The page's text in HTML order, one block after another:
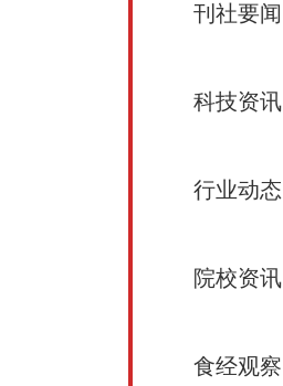
刊社要闻
科技资讯
行业动态
院校资讯
食经观察